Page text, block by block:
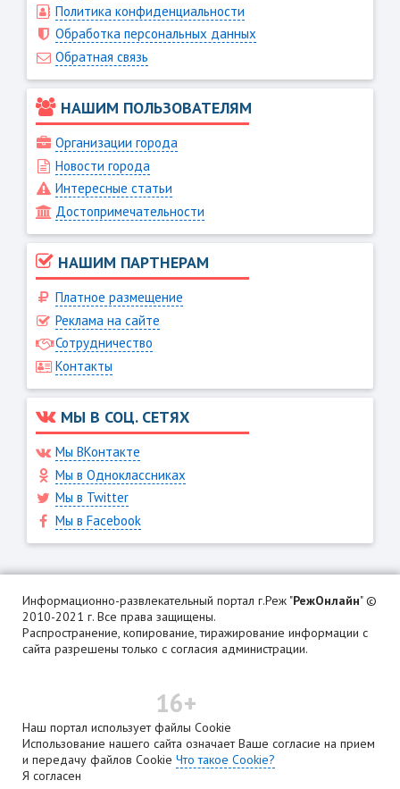
Политика конфиденциальности
Обработка персональных данных
Обратная связь
НАШИМ ПОЛЬЗОВАТЕЛЯМ
Организации города
Новости города
Интересные статьи
Достопримечательности
НАШИМ ПАРТНЕРАМ
Платное размещение
Реклама на сайте
Сотрудничество
Контакты
МЫ В СОЦ. СЕТЯХ
Мы ВКонтакте
Мы в Одноклассниках
Мы в Twitter
Мы в Facebook
Информационно-развлекательный портал г.Реж "РежОнлайн" ©
2010-2021 г. Все права защищены.
Распространение, копирование, тиражирование информации с
сайта разрешены только с согласия администрации.
16+
Наш портал использует файлы Cookie
Использование нашего сайта означает Ваше согласие на прием
и передачу файлов Cookie Что такое Cookie?
Я согласен